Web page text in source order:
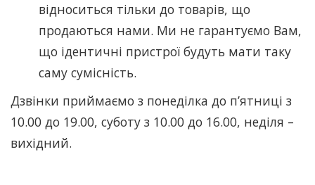
відноситься тільки до товарів, що
продаються нами. Ми не гарантуємо Вам,
що ідентичні пристрої будуть мати таку
саму сумісність.
Дзвінки приймаємо з понеділка до п’ятниці з
10.00 до 19.00, суботу з 10.00 до 16.00, неділя –
вихідний.